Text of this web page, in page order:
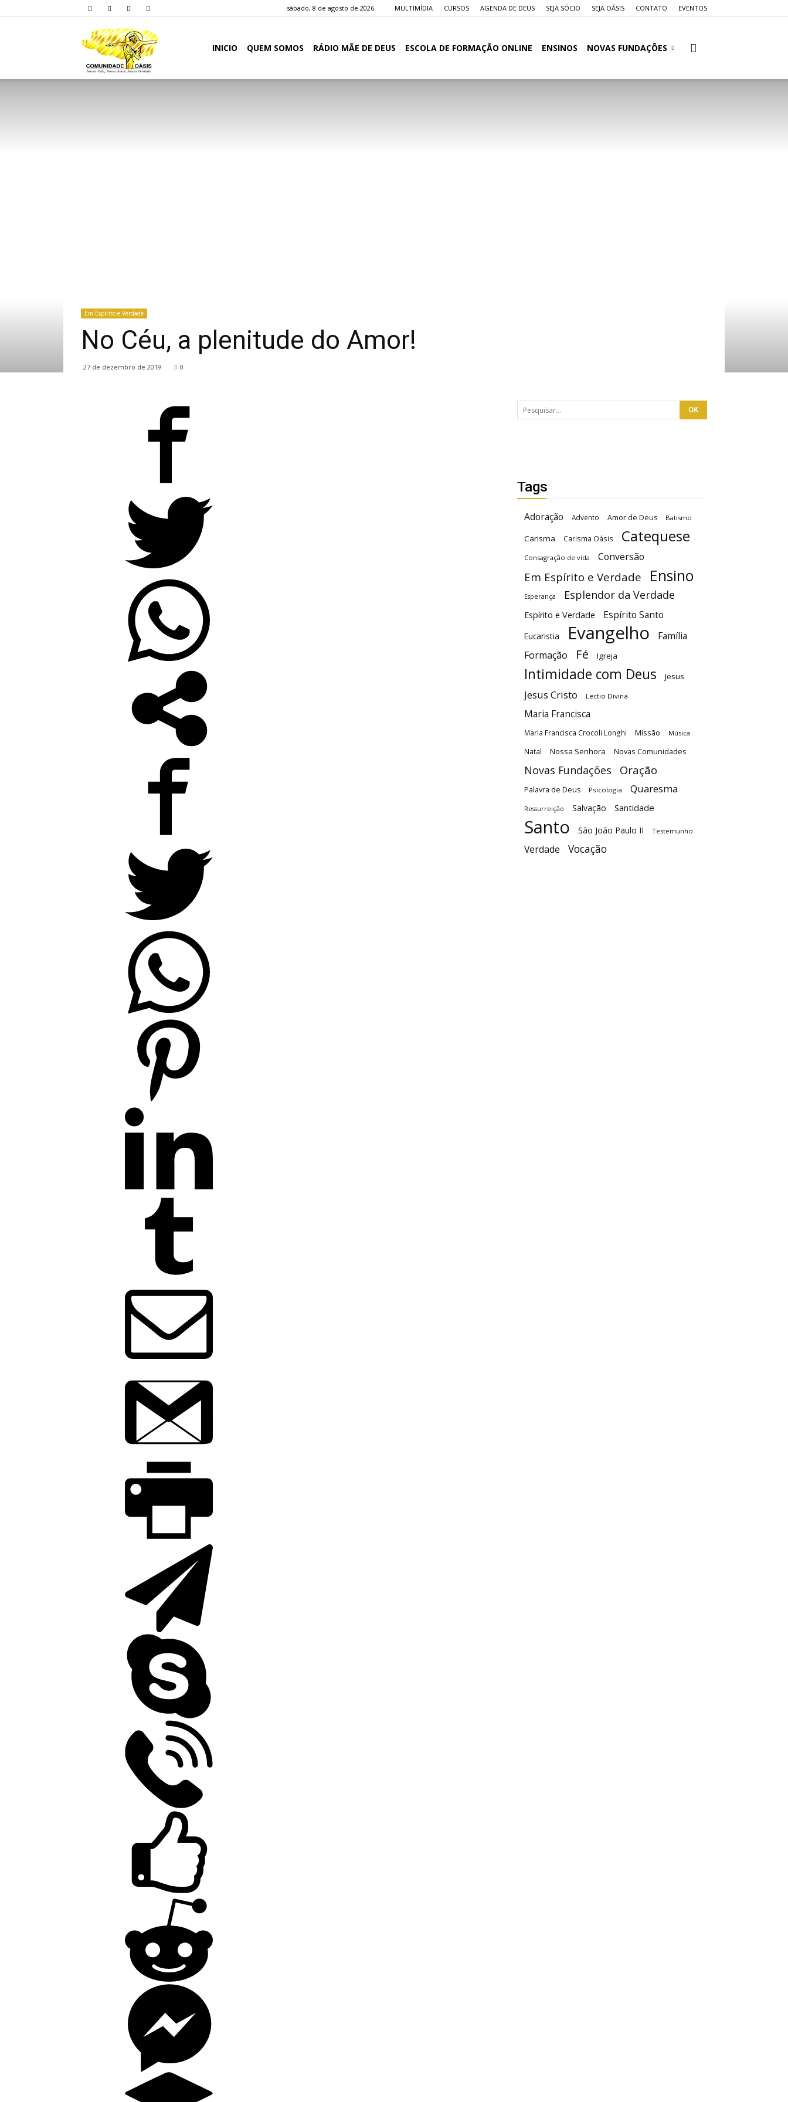
sábado, 8 de agosto de 2026 MULTIMÍDIA CURSOS AGENDA DE DEUS SEJA SÓCIO SEJA OÁSIS CONTATO EVENTOS
INICIO QUEM SOMOS RÁDIO MÃE DE DEUS ESCOLA DE FORMAÇÃO ONLINE ENSINOS NOVAS FUNDAÇÕES
Em Espírito e Verdade
No Céu, a plenitude do Amor!
27 de dezembro de 2019 0
Tags
Adoração Advento Amor de Deus Batismo
Carisma Carisma Oásis Catequese
Consagração de vida Conversão
Em Espírito e Verdade Ensino
Esperança Esplendor da Verdade
Espírito e Verdade Espírito Santo
Eucaristia Evangelho
Família
Formação
Fé Igreja
Intimidade com Deus Jesus
Jesus Cristo Lectio Divina
Maria Francisca
Maria Francisca Crocoli Longhi Missão Música
Natal Nossa Senhora Novas Comunidades
Novas Fundações Oração
Palavra de Deus Psicologia Quaresma
Ressurreição Salvação Santidade
Santo São João Paulo II Testemunho
Verdade Vocação